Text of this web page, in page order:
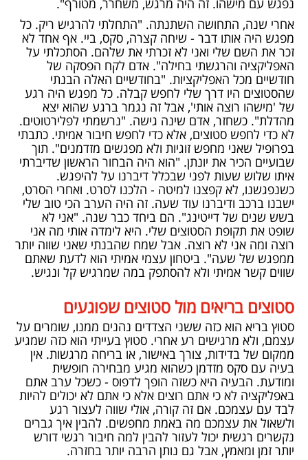
נפגש עם מישהו. זה היה מרגש, משחרר, מטורף".
אחרי שנה, התחושה השתנתה. "התחלתי להרגיש ריק. כל
מפגש היה אותו דבר - שיחה קצרה, סקס, ביי. אף אחד לא
זכר את השם שלי ואני לא זכרתי את שלהם. הסתכלתי על
האפליקציה והרגשתי בחילה". אדם לקח הפסקה של
חודשיים מכל האפליקציות. "בחודשיים האלה הבנתי
שהסטוצים היו דרך שלי לחפש קבלה. כל מפגש היה רגע
של 'מישהו רוצה אותי', אבל זה נגמר ברגע שהוא יצא
מהדלת". כשחזר, אדם שינה גישה. "נרשמתי לפלירטוטים.
לא כדי לחפש סטוצים, אלא כדי לחפש חיבור אמיתי. כתבתי
בפרופיל שאני מחפש זוגיות ולא מפגשים מזדמנים". תוך
שבועיים הכיר את יונתן. "הוא היה הבחור הראשון שדיברתי
איתו שלוש שעות לפני שבכלל דיברנו על להיפגש.
כשנפגשנו, לא קפצנו למיטה - הלכנו לסרט. ואחרי הסרט,
ישבנו ברכב ודיברנו עוד שעה. זה היה הערב הכי טוב שלי
בשש שנים של דייטינג". הם ביחד כבר שנה. "אני לא
שופט את תקופת הסטוצים שלי. היא לימדה אותי מה אני
רוצה ומה אני לא רוצה. אבל שמח שהבנתי שאני שווה יותר
ממפגש של שעה". ביטחון עצמי אמיתי הוא לדעת שאתם
שווים קשר אמיתי ולא להסתפק במה שמרגיש קל ונגיש.
סטוצים בריאים מול סטוצים שפוגעים
סטוץ בריא הוא כזה ששני הצדדים נהנים ממנו, שומרים על
עצמם, ולא מרגישים רע אחרי. סטוץ בעייתי הוא כזה שמגיע
ממקום של בדידות, צורך באישור, או בריחה מרגשות. אין
בעיה עם סקס מזדמן כשהוא מגיע מבחירה חופשית
ומודעת. הבעיה היא כשזה הופך לדפוס - כשכל ערב אתם
באפליקציה לא כי אתם רוצים אלא כי אתם לא יכולים להיות
לבד עם עצמכם. אם זה קורה, אולי שווה לעצור רגע
ולשאול את עצמכם מה באמת מחפשים. להבין איך גברים
נקשרים רגשית יכול לעזור להבין למה חיבור רגשי דורש
יותר זמן ומאמץ, אבל גם נותן הרבה יותר בחזרה.